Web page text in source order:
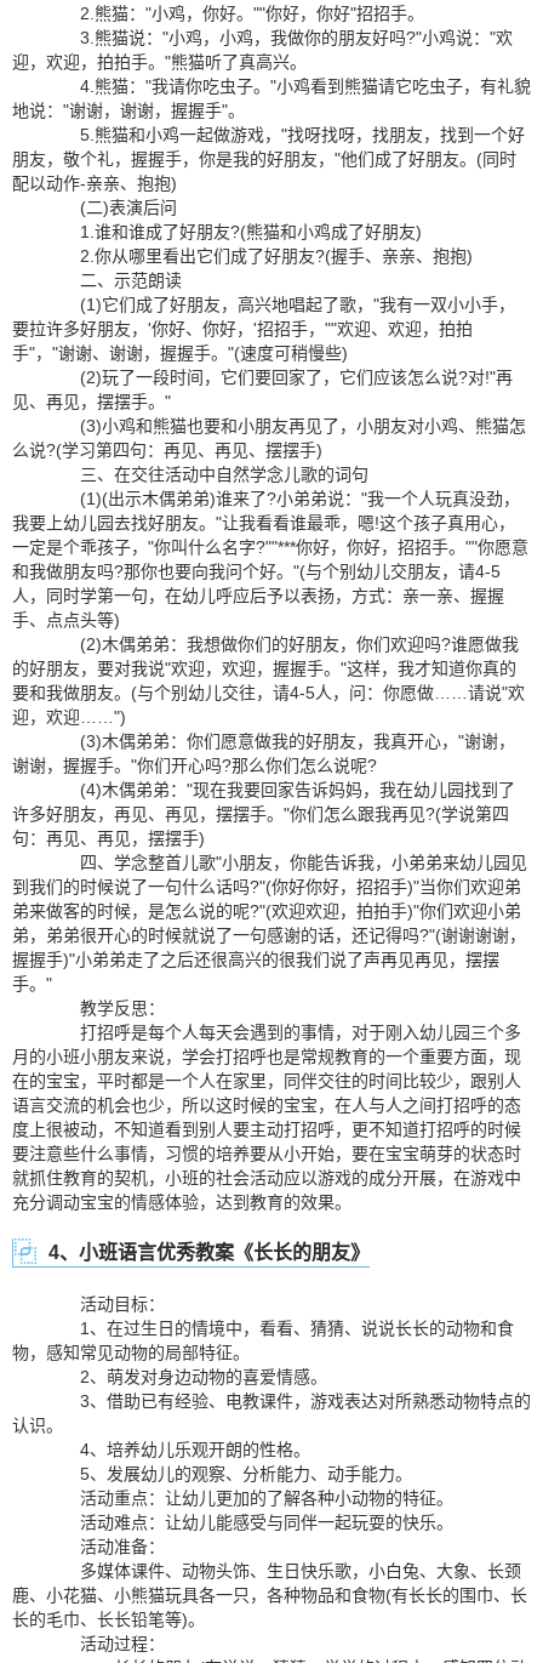
2.熊猫："小鸡，你好。""你好，你好"招招手。
3.熊猫说："小鸡，小鸡，我做你的朋友好吗?"小鸡说："欢
迎，欢迎，拍拍手。"熊猫听了真高兴。
4.熊猫："我请你吃虫子。"小鸡看到熊猫请它吃虫子，有礼貌
地说："谢谢，谢谢，握握手"。
5.熊猫和小鸡一起做游戏，"找呀找呀，找朋友，找到一个好
朋友，敬个礼，握握手，你是我的好朋友，"他们成了好朋友。(同时
配以动作-亲亲、抱抱)
(二)表演后问
1.谁和谁成了好朋友?(熊猫和小鸡成了好朋友)
2.你从哪里看出它们成了好朋友?(握手、亲亲、抱抱)
二、示范朗读
(1)它们成了好朋友，高兴地唱起了歌，"我有一双小小手，
要拉许多好朋友，'你好、你好，'招招手，""欢迎、欢迎，拍拍
手"，"谢谢、谢谢，握握手。"(速度可稍慢些)
(2)玩了一段时间，它们要回家了，它们应该怎么说?对!"再
见、再见，摆摆手。"
(3)小鸡和熊猫也要和小朋友再见了，小朋友对小鸡、熊猫怎
么说?(学习第四句：再见、再见、摆摆手)
三、在交往活动中自然学念儿歌的词句
(1)(出示木偶弟弟)谁来了?小弟弟说："我一个人玩真没劲，
我要上幼儿园去找好朋友。"让我看看谁最乖，嗯!这个孩子真用心，
一定是个乖孩子，"你叫什么名字?""***你好，你好，招招手。""你愿意
和我做朋友吗?那你也要向我问个好。"(与个别幼儿交朋友，请4-5
人，同时学第一句，在幼儿呼应后予以表扬，方式：亲一亲、握握
手、点点头等)
(2)木偶弟弟：我想做你们的好朋友，你们欢迎吗?谁愿做我
的好朋友，要对我说"欢迎，欢迎，握握手。"这样，我才知道你真的
要和我做朋友。(与个别幼儿交往，请4-5人，问：你愿做……请说"欢
迎，欢迎……")
(3)木偶弟弟：你们愿意做我的好朋友，我真开心，"谢谢，
谢谢，握握手。"你们开心吗?那么你们怎么说呢?
(4)木偶弟弟："现在我要回家告诉妈妈，我在幼儿园找到了
许多好朋友，再见、再见，摆摆手。"你们怎么跟我再见?(学说第四
句：再见、再见，摆摆手)
四、学念整首儿歌"小朋友，你能告诉我，小弟弟来幼儿园见
到我们的时候说了一句什么话吗?"(你好你好，招招手)"当你们欢迎弟
弟来做客的时候，是怎么说的呢?"(欢迎欢迎，拍拍手)"你们欢迎小弟
弟，弟弟很开心的时候就说了一句感谢的话，还记得吗?"(谢谢谢谢，
握握手)"小弟弟走了之后还很高兴的很我们说了声再见再见，摆摆
手。"
教学反思：
打招呼是每个人每天会遇到的事情，对于刚入幼儿园三个多
月的小班小朋友来说，学会打招呼也是常规教育的一个重要方面，现
在的宝宝，平时都是一个人在家里，同伴交往的时间比较少，跟别人
语言交流的机会也少，所以这时候的宝宝，在人与人之间打招呼的态
度上很被动，不知道看到别人要主动打招呼，更不知道打招呼的时候
要注意些什么事情，习惯的培养要从小开始，要在宝宝萌芽的状态时
就抓住教育的契机，小班的社会活动应以游戏的成分开展，在游戏中
充分调动宝宝的情感体验，达到教育的效果。
4、小班语言优秀教案《长长的朋友》
活动目标：
1、在过生日的情境中，看看、猜猜、说说长长的动物和食
物，感知常见动物的局部特征。
2、萌发对身边动物的喜爱情感。
3、借助已有经验、电教课件，游戏表达对所熟悉动物特点的
认识。
4、培养幼儿乐观开朗的性格。
5、发展幼儿的观察、分析能力、动手能力。
活动重点：让幼儿更加的了解各种小动物的特征。
活动难点：让幼儿能感受与同伴一起玩耍的快乐。
活动准备：
多媒体课件、动物头饰、生日快乐歌，小白兔、大象、长颈
鹿、小花猫、小熊猫玩具各一只，各种物品和食物(有长长的围巾、长
长的毛巾、长长铅笔等)。
活动过程：